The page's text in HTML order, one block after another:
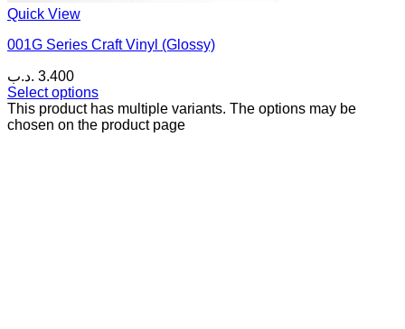
Quick View
001G Series Craft Vinyl (Glossy)
3.400 .د.ب
Select options
This product has multiple variants. The options may be
chosen on the product page